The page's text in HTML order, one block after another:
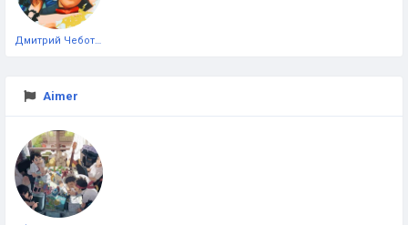
Aimer